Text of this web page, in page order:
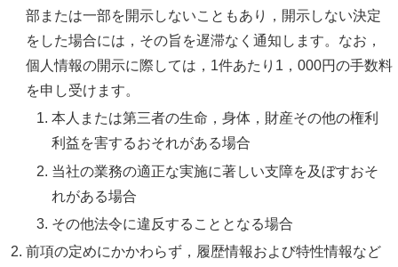
部または一部を開示しないこともあり，開示しない決定
をした場合には，その旨を遅滞なく通知します。なお，
個人情報の開示に際しては，1件あたり1，000円の手数料
を申し受けます。
本人または第三者の生命，身体，財産その他の権利
利益を害するおそれがある場合
当社の業務の適正な実施に著しい支障を及ぼすおそ
れがある場合
その他法令に違反することとなる場合
前項の定めにかかわらず，履歴情報および特性情報など